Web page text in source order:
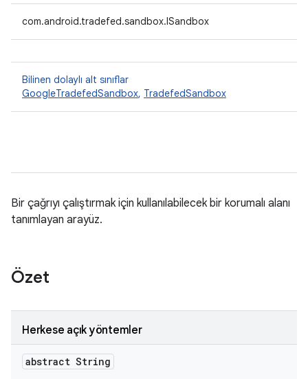
com.android.tradefed.sandbox.ISandbox
Bilinen dolaylı alt sınıflar
GoogleTradefedSandbox, TradefedSandbox
Bir çağrıyı çalıştırmak için kullanılabilecek bir korumalı alanı
tanımlayan arayüz.
Özet
Herkese açık yöntemler
abstract String